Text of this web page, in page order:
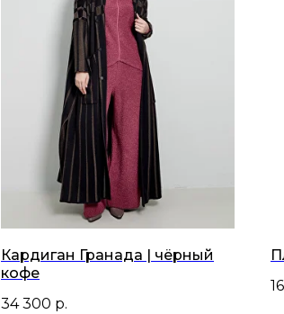
Кардиган Гранада | чёрный
кофе
34 300 р.